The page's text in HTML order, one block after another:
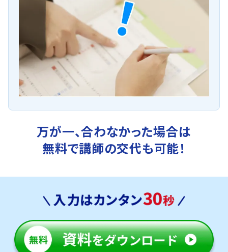
万が一、合わなかった場合は
無料で講師の交代も可能！